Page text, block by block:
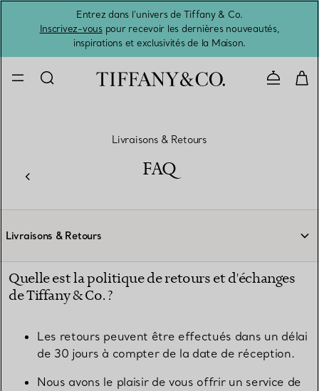
Entrez dans l’univers de Tiffany & Co.
Inscrivez-vouspour recevoir les dernières nouveautés,
inspirations et exclusivités de la Maison.
Livraisons & Retours
FAQ
Livraisons & Retours
Quelle est la politique de retours et d'échanges
de Tiffany & Co. ?
Les retours peuvent être effectués dans un délai
de 30 jours à compter de la date de réception.
Nous avons le plaisir de vous offrir un service de